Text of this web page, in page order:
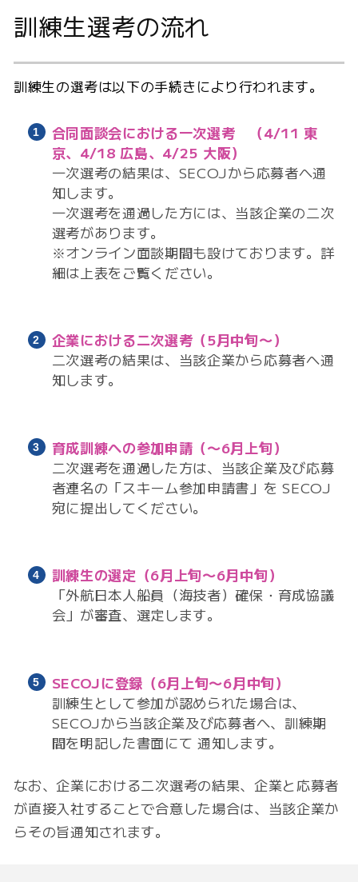
訓練生選考の流れ
訓練生の選考は以下の手続きにより行われます。
合同面談会における一次選考
（4/11 東
京、4/18 広島、4/25 大阪）
一次選考の結果は、SECOJから応募者へ通
知します。
一次選考を通過した方には、当該企業の二次
選考があります。
※オンライン面談期間も設けております。詳
細は上表をご覧ください。
企業における二次選考 （5月中旬〜）
二次選考の結果は、当該企業から応募者へ通
知します。
育成訓練への参加申請 （〜6月上旬）
二次選考を通過した方は、当該企業及び応募
者連名の「スキーム参加申請書」を SECOJ
宛に提出してください。
訓練生の選定 （6月上旬〜6月中旬）
「外航日本人船員（海技者）確保・育成協議
会」が審査、選定します。
SECOJに登録 （6月上旬〜6月中旬）
訓練生として参加が認められた場合は、
SECOJから当該企業及び応募者へ、訓練期
間を明記した書面にて 通知します。
なお、企業における二次選考の結果、企業と応募者
が直接入社することで合意した場合は、当該企業か
らその旨通知されます。